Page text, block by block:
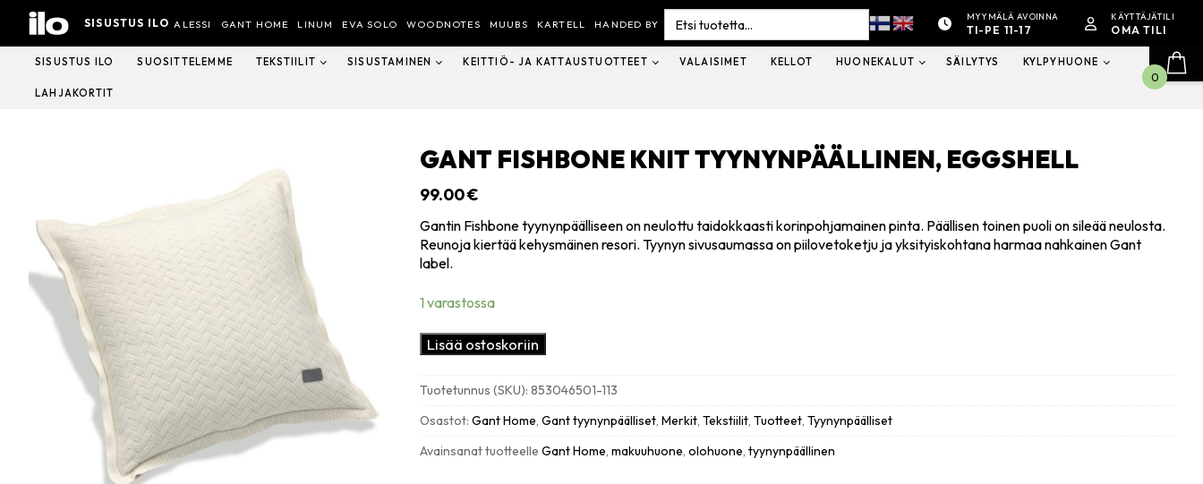
Hyppää
sisältöön
SISUSTUS ILO ALESSI GANT HOME LINUM EVA SOLO WOODNOTES MUUBS KARTELL HANDED BY
Search
for:
MYYMÄLÄ AVOINNA
TI-PE 11-17
KÄYTTÄJÄTILI
OMA TILI
SISUSTUS ILO SUOSITTELEMME TEKSTIILIT SISUSTAMINEN KEITTIÖ- JA KATTAUSTUOTTEET VALAISIMET KELLOT HUONEKALUT SÄILYTYS KYLPYHUONE
LAHJAKORTIT
GANT FISHBONE KNIT TYYNYNPÄÄLLINEN, EGGSHELL
99.00€
Gantin Fishbone tyynynpäälliseen on neulottu taidokkaasti korinpohjamainen pinta. Päällisen toinen puoli on sileää neulosta.
Reunoja kiertää kehysmäinen resori. Tyynyn sivusaumassa on piilovetoketju ja yksityiskohtana harmaa nahkainen Gant
label.
1 varastossa
Gant
Fishbone
tyynynpäällinen,
eggshell
Lisää ostoskoriin
Tuotetunnus (SKU):853046501-113
Osastot:Gant Home,Gant tyynynpäälliset,Merkit,Tekstiilit,Tuotteet,Tyynynpäälliset
Avainsanat tuotteelleGant Home,makuuhuone,olohuone,tyynynpäällinen
0